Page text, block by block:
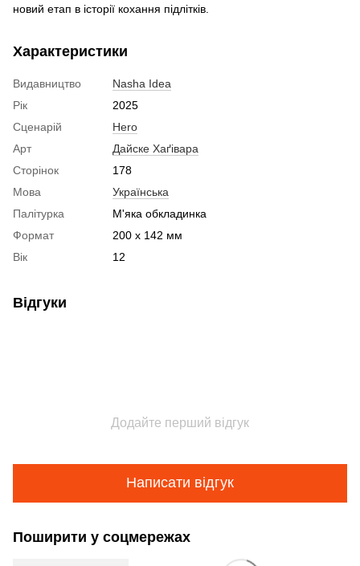
новий етап в історії кохання підлітків.
Характеристики
Видавництво
Nasha Idea
Рік
2025
Сценарій
Hero
Арт
Дайске Хаґівара
Сторінок
178
Мова
Українська
Палітурка
М'яка обкладинка
Формат
200 x 142 мм
Вік
12
Відгуки
Додайте перший відгук
Написати відгук
Поширити у соцмережах